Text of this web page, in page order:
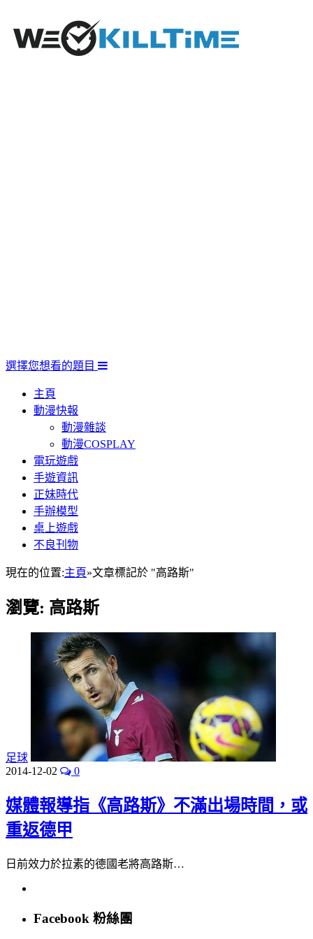
選擇您想看的題目
主頁
動漫快報
動漫雜談
動漫COSPLAY
電玩遊戲
手遊資訊
正妹時代
手辦模型
桌上遊戲
不良刊物
現在的位置:主頁»文章標記於 "高路斯"
瀏覽: 高路斯
足球
2014-12-02
0
媒體報導指《高路斯》不滿出場時間，或
重返德甲
日前效力於拉素的德國老將高路斯…
Facebook 粉絲團